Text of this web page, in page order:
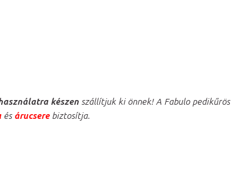
készen szállítjuk ki önnek! A Fabulo pedikűrös
és árucsere biztosítja.